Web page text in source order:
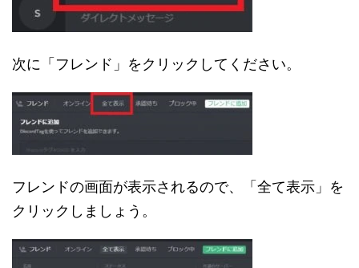
次に「フレンド」をクリックしてください。
フレンドの画面が表示されるので、「全て表示」を
クリックしましょう。